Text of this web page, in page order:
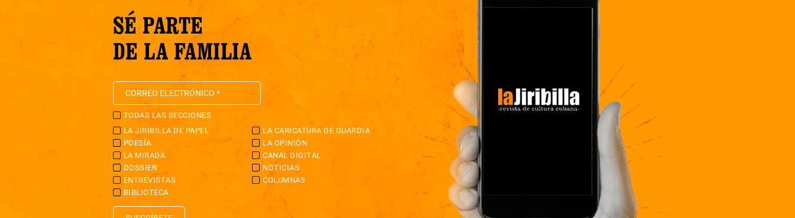
SÉ PARTE
DE LA FAMILIA
TODAS LAS SECCIONES
LA JIRIBILLA DE PAPEL
LA CARICATURA DE GUARDIA
POESÍA
LA OPINIÓN
LA MIRADA
CANAL DIGITAL
DOSSIER
NOTICIAS
ENTREVISTAS
COLUMNAS
BIBLIOTECA